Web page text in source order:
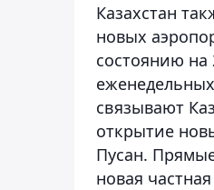
Казахстан
новых
состоянию на
связывают
открытие
Пусан.
новая